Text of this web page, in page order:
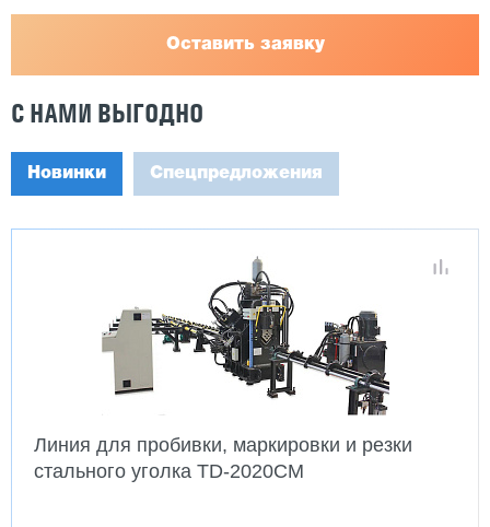
Оставить заявку
С НАМИ ВЫГОДНО
Новинки Спецпредложения
Линия для пробивки, маркировки и резки
стального уголка TD-2020CM